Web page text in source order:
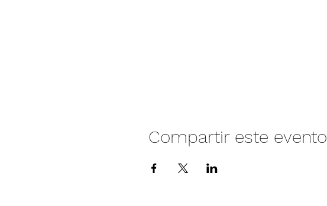
Compartir este evento